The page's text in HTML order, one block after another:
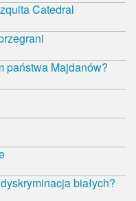
Catedral
państwa Majdanów?
białych?